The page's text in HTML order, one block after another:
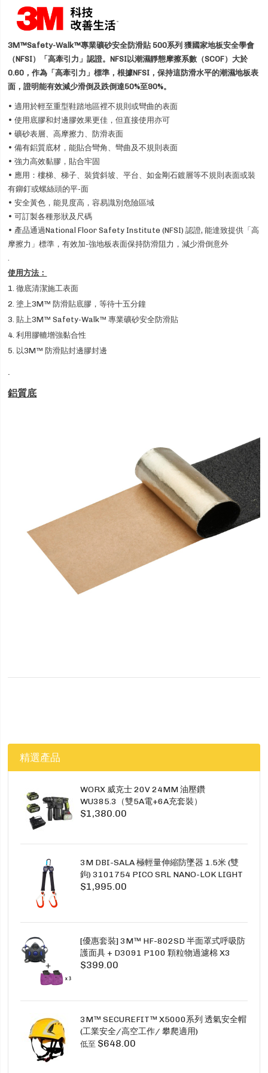
3M™Safety-Walk™專業礦砂安全防滑貼 500系列 獲國家地板安全學會
（NFSI）「高牽引力」認證。NFSI以潮濕靜態摩擦系數（SCOF）大於
0.60，作為「高牽引力」標準，根據NFSI，保持這防滑水平的潮濕地板表
面，證明能有效減少滑倒及跌倒達50%至90%。
• 適用於輕至重型鞋踏地區裡不規則或彎曲的表面
• 使用底膠和封邊膠效果更佳，但直接使用亦可
• 礦砂表層、高摩擦力、防滑表面
• 備有鋁質底材，能貼合彎角、彎曲及不規則表面
• 強力高效黏膠，貼合牢固
• 應用：樓梯、梯子、裝貨斜坡、平台、如金剛石鍍層等不規則表面或裝
有鉚釘或螺絲頭的平-面
• 安全黃色，能見度高，容易識別危險區域
• 可訂製各種形狀及尺碼
• 產品通過National Floor Safety Institute (NFSI) 認證, 能達致提供「高
摩擦力」標準，有效加-強地板表面保持防滑阻力，減少滑倒意外
使用方法：
1. 徹底清潔施工表面
2. 塗上3M™ 防滑貼底膠，等待十五分鐘
3. 貼上3M™ Safety-Walk™ 專業礦砂安全防滑貼
4. 利用膠轆增強黏合性
5. 以3M™ 防滑貼封邊膠封邊
鋁質底
精選產品
WORX 威克士 20V 24MM 油壓鑽
WU385.3（雙5A電+6A充套裝）
$1,380.00
3M DBI-SALA 極輕量伸縮防墜器 1.5米 (雙
鉤) 3101754 PICO SRL NANO-LOK LIGHT
1.5M TWINS
$1,995.00
[優惠套裝] 3M™ HF-802SD 半面罩式呼吸防
護面具 + D3091 P100 顆粒物過濾棉 X3
SECURE CLICK HF-802SD HF-800SD 系列
$399.00
3M™ SECUREFIT™ X5000系列 透氣安全帽
(工業安全/高空工作/ 攀爬適用)
低至 $648.00